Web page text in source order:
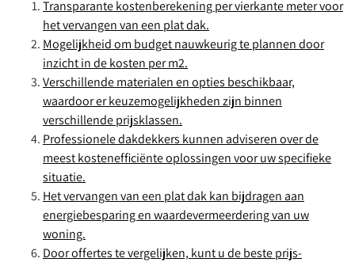
Transparante kostenberekening per vierkante meter voor
het vervangen van een plat dak.
Mogelijkheid om budget nauwkeurig te plannen door
inzicht in de kosten per m2.
Verschillende materialen en opties beschikbaar,
waardoor er keuzemogelijkheden zijn binnen
verschillende prijsklassen.
Professionele dakdekkers kunnen adviseren over de
meest kostenefficiënte oplossingen voor uw specifieke
situatie.
Het vervangen van een plat dak kan bijdragen aan
energiebesparing en waardevermeerdering van uw
woning.
Door offertes te vergelijken, kunt u de beste prijs-